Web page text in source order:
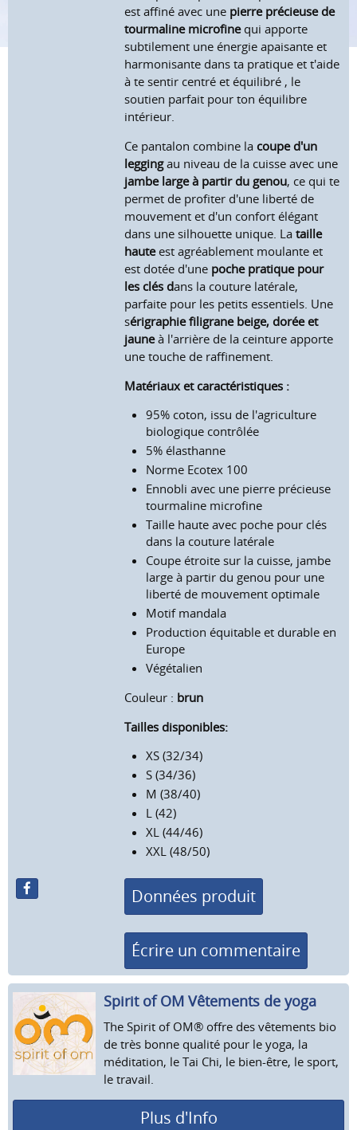
est affiné avec une pierre précieuse de
tourmaline microfinequi apporte
subtilement une énergie apaisante et
harmonisante dans ta pratique et t'aide
à te sentir centré et équilibré , le
soutien parfait pour ton équilibre
intérieur.
Ce pantalon combine lacoupe d'un
leggingau niveau de la cuisse avec une
jambe large à partir du genou, ce qui te
permet de profiter d'une liberté de
mouvement et d'un confort élégant
dans une silhouette unique. Lataille
hauteest agréablement moulante et
est dotée d'une poche pratique pour
les clés dans la couture latérale,
parfaite pour les petits essentiels. Une
sérigraphie filigrane beige, dorée et
jauneà l'arrière de la ceinture apporte
une touche de raffinement.
Matériaux et caractéristiques :
95% coton, issu de l'agriculture
biologique contrôlée
5% élasthanne
Norme Ecotex 100
Ennobli avec une pierre précieuse
tourmaline microfine
Taille haute avec poche pour clés
dans la couture latérale
Coupe étroite sur la cuisse, jambe
large à partir du genou pour une
liberté de mouvement optimale
Motif mandala
Production équitable et durable en
Europe
Végétalien
Couleur : brun
Tailles disponibles:
XS (32/34)
S (34/36)
M (38/40)
L (42)
XL (44/46)
XXL (48/50)
Données produit
Écrire un commentaire
Spirit of OM Vêtements de yoga
The Spirit of OM® offre des vêtements bio
de très bonne qualité pour le yoga, la
méditation, le Tai Chi, le bien-être, le sport,
le travail.
Plus d'Info